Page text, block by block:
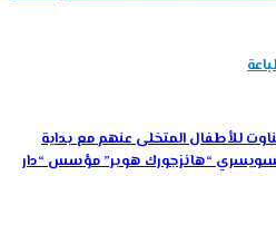
للأطفال المتخلى عنهم مع بداية
“هانزجورك هوبر” مؤسس “دار